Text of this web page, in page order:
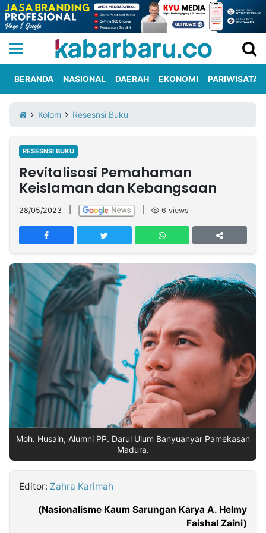
Iklan
Berita
Kami
Nasional
International
Olahraga
Entertainment
Daerah
Pariwisata
Kuliner
Kolom
Network
PT
TREETAN
MULTIMEDIA
INDONESIA
Partner
Insight
NTB
Suara
Time
Lens
IDN
Daily
Jogja
Jalan
Rakyat
Idealita
News
Kita
Notice
Dinamikapost.com
Radar
Baru
Seedbacklink
Follow
Kabarbaru
BERANDA NASIONAL DAERAH EKONOMI PARIWISATA
Kolom Resesnsi Buku
RESESNSI BUKU
Revitalisasi Pemahaman
Keislaman dan Kebangsaan
28/05/2023 6 views
Moh. Husain, Alumni PP. Darul Ulum Banyuanyar Pamekasan
Madura.
Editor: Zahra Karimah
(Nasionalisme Kaum Sarungan Karya A. Helmy
Faishal Zaini)